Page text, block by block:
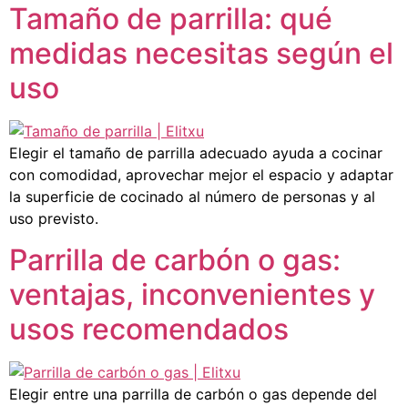
Tamaño de parrilla: qué
medidas necesitas según el
uso
Elegir el tamaño de parrilla adecuado ayuda a cocinar
con comodidad, aprovechar mejor el espacio y adaptar
la superficie de cocinado al número de personas y al
uso previsto.
Parrilla de carbón o gas:
ventajas, inconvenientes y
usos recomendados
Elegir entre una parrilla de carbón o gas depende del